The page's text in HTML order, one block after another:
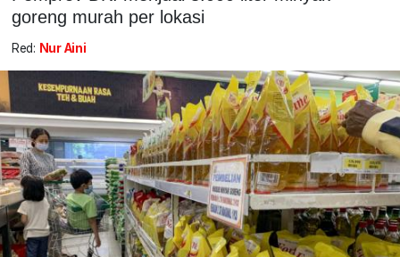
goreng murah per lokasi
Red: Nur Aini